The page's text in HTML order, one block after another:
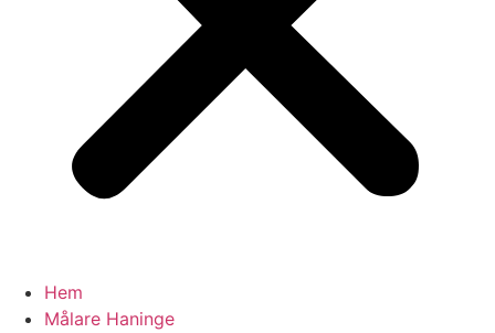
Hem
Målare Haninge